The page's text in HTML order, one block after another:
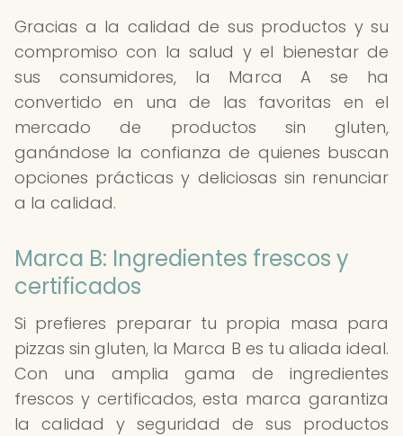
Gracias a la calidad de sus productos y su
compromiso con la salud y el bienestar de
sus consumidores, la Marca A se ha
convertido en una de las favoritas en el
mercado de productos sin gluten,
ganándose la confianza de quienes buscan
opciones prácticas y deliciosas sin renunciar
a la calidad.
Marca B: Ingredientes frescos y
certificados
Si prefieres preparar tu propia masa para
pizzas sin gluten, la Marca B es tu aliada ideal.
Con una amplia gama de ingredientes
frescos y certificados, esta marca garantiza
la calidad y seguridad de sus productos